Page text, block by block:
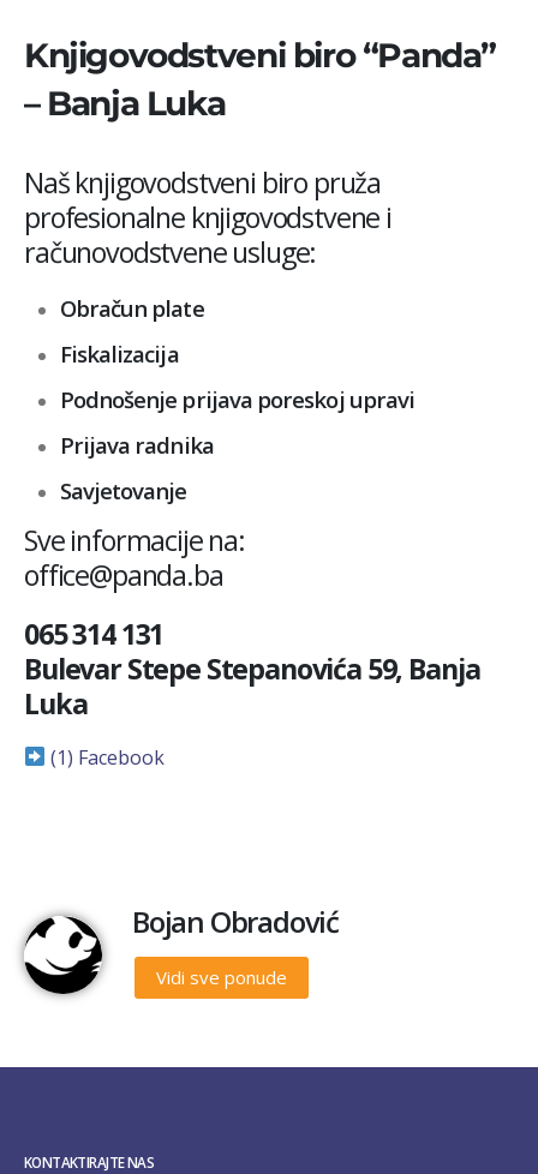
Knjigovodstveni biro “Panda”
– Banja Luka
Naš knjigovodstveni biro pruža
profesionalne knjigovodstvene i
računovodstvene usluge:
Obračun plate
Fiskalizacija
Podnošenje prijava poreskoj upravi
Prijava radnika
Savjetovanje
Sve informacije na:
office@panda.ba
065 314 131
Bulevar Stepe Stepanovića 59, Banja
Luka
(1) Facebook
Bojan Obradović
Vidi sve ponude
KONTAKTIRAJTE NAS